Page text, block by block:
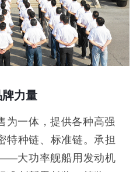
力量
为一体，提供各种高强
特种链、标准链。承担
大功率舰船用发动机